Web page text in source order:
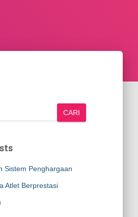
CARI
Sistem Penghargaan
Atlet Berprestasi